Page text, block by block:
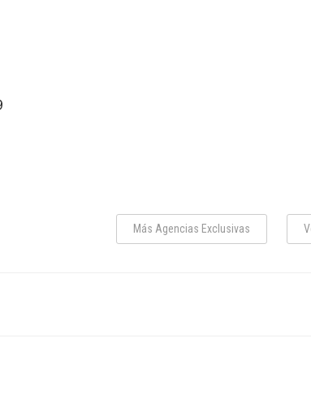
Más Agencias Exclusivas